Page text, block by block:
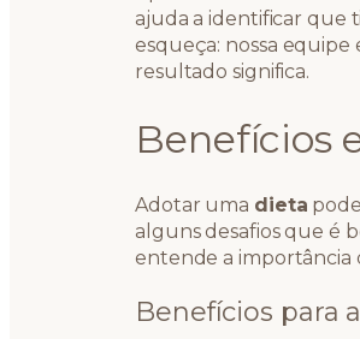
ajuda a identificar que
esqueça: nossa equipe
resultado significa.
Benefícios
Adotar uma dieta
alguns desafios que é
entende a importância
Benefícios para